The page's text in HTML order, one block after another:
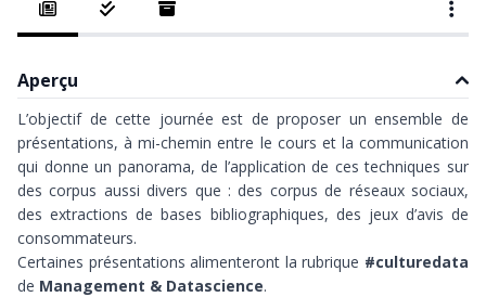
Aperçu
L’objectif de cette journée est de proposer un ensemble de
présentations, à mi-chemin entre le cours et la communication
qui donne un panorama, de l’application de ces techniques sur
des corpus aussi divers que : des corpus de réseaux sociaux,
des extractions de bases bibliographiques, des jeux d’avis de
consommateurs.
Certaines présentations alimenteront la rubrique #culturedata
de Management & Datascience.